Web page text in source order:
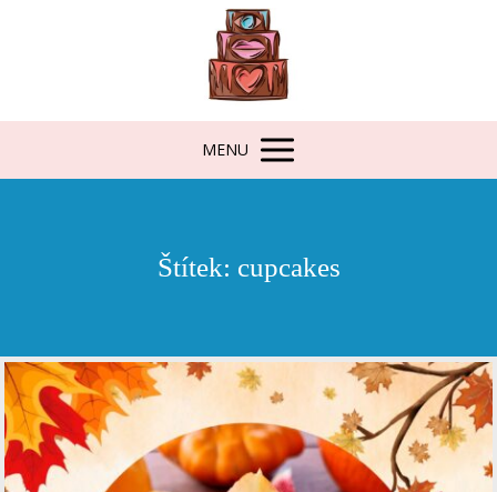
MENU
Štítek: cupcakes